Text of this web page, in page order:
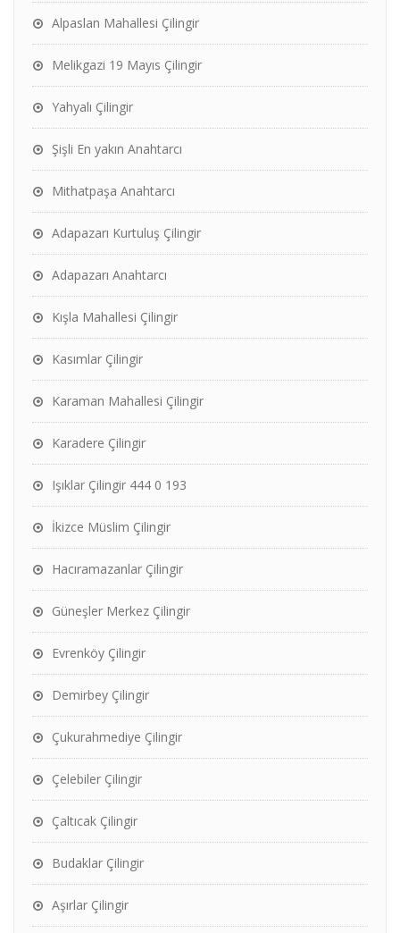
Alpaslan Mahallesi Çilingir
Melikgazi 19 Mayıs Çilingir
Yahyalı Çilingir
Şişli En yakın Anahtarcı
Mithatpaşa Anahtarcı
Adapazarı Kurtuluş Çilingir
Adapazarı Anahtarcı
Kışla Mahallesi Çilingir
Kasımlar Çilingir
Karaman Mahallesi Çilingir
Karadere Çilingir
Işıklar Çilingir 444 0 193
İkizce Müslim Çilingir
Hacıramazanlar Çilingir
Güneşler Merkez Çilingir
Evrenköy Çilingir
Demirbey Çilingir
Çukurahmediye Çilingir
Çelebiler Çilingir
Çaltıcak Çilingir
Budaklar Çilingir
Aşırlar Çilingir